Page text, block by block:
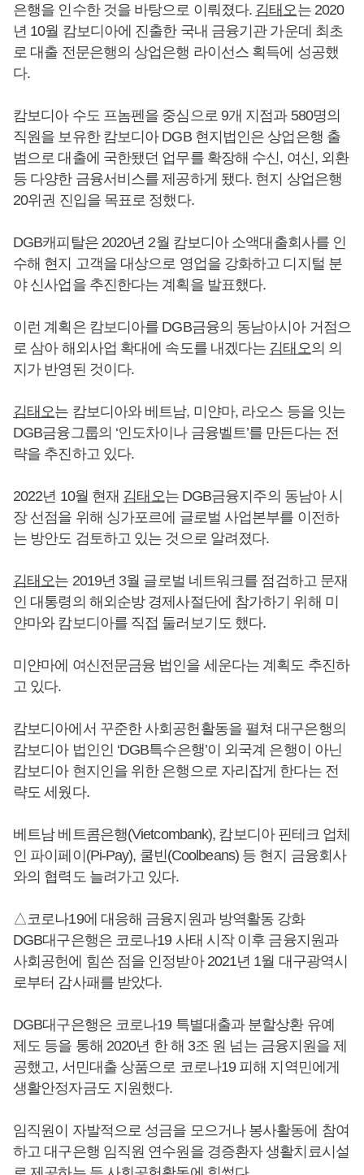
은행을 인수한 것을 바탕으로 이뤄졌다. 김태오 는 2020
년 10월 캄보디아에 진출한 국내 금융기관 가운데 최초
로 대출 전문은행의 상업은행 라이선스 획득에 성공했
다.
캄보디아 수도 프놈펜을 중심으로 9개 지점과 580명의
직원을 보유한 캄보디아 DGB 현지법인은 상업은행 출
범으로 대출에 국한됐던 업무를 확장해 수신, 여신, 외환
등 다양한 금융서비스를 제공하게 됐다. 현지 상업은행
20위권 진입을 목표로 정했다.
DGB캐피탈은 2020년 2월 캄보디아 소액대출회사를 인
수해 현지 고객을 대상으로 영업을 강화하고 디지털 분
야 신사업을 추진한다는 계획을 발표했다.
이런 계획은 캄보디아를 DGB금융의 동남아시아 거점으
로 삼아 해외사업 확대에 속도를 내겠다는 김태오의 의
지가 반영된 것이다.
김태오는 캄보디아와 베트남, 미얀마, 라오스 등을 잇는
DGB금융그룹의 ‘인도차이나 금융벨트’를 만든다는 전
략을 추진하고 있다.
2022년 10월 현재 김태오는 DGB금융지주의 동남아 시
장 선점을 위해 싱가포르에 글로벌 사업본부를 이전하
는 방안도 검토하고 있는 것으로 알려졌다.
김태오는 2019년 3월 글로벌 네트워크를 점검하고 문재
인 대통령의 해외순방 경제사절단에 참가하기 위해 미
얀마와 캄보디아를 직접 둘러보기도 했다.
미얀마에 여신전문금융 법인을 세운다는 계획도 추진하
고 있다.
캄보디아에서 꾸준한 사회공헌활동을 펼쳐 대구은행의
캄보디아 법인인 ‘DGB특수은행’이 외국계 은행이 아닌
캄보디아 현지인을 위한 은행으로 자리잡게 한다는 전
략도 세웠다.
베트남 베트콤은행(Vietcombank), 캄보디아 핀테크 업체
인 파이페이(Pi-Pay), 쿨빈(Coolbeans) 등 현지 금융회사
와의 협력도 늘려가고 있다.
△코로나19에 대응해 금융지원과 방역활동 강화
DGB대구은행은 코로나19 사태 시작 이후 금융지원과
사회공헌에 힘쓴 점을 인정받아 2021년 1월 대구광역시
로부터 감사패를 받았다.
DGB대구은행은 코로나19 특별대출과 분할상환 유예
제도 등을 통해 2020년 한 해 3조 원 넘는 금융지원을 제
공했고, 서민대출 상품으로 코로나19 피해 지역민에게
생활안정자금도 지원했다.
임직원이 자발적으로 성금을 모으거나 봉사활동에 참여
하고 대구은행 임직원 연수원을 경증환자 생활치료시설